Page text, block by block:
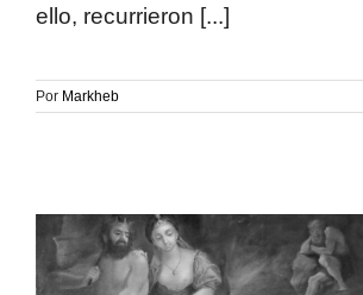
ello, recurrieron [...]
Por Markheb